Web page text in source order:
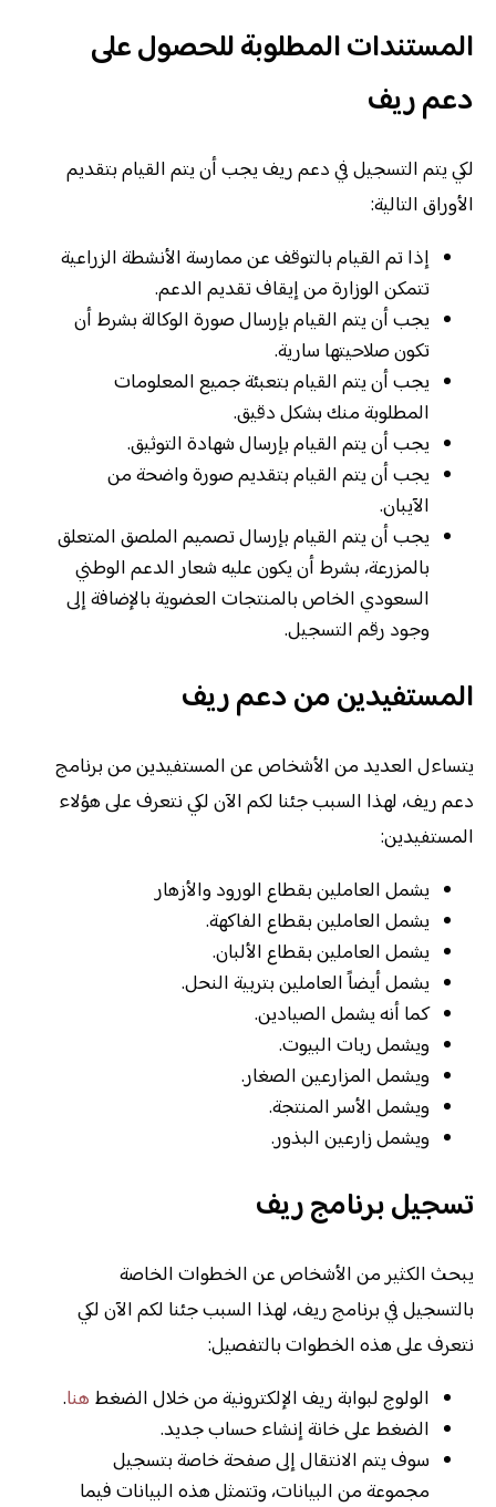
المستندات المطلوبة للحصول على
دعم ريف
لكي يتم التسجيل في دعم ريف يجب أن يتم القيام بتقديم
الأوراق التالية:
إذا تم القيام بالتوقف عن ممارسة الأنشطة الزراعية
تتمكن الوزارة من إيقاف تقديم الدعم.
يجب أن يتم القيام بإرسال صورة الوكالة بشرط أن
تكون صلاحيتها سارية.
يجب أن يتم القيام بتعبئة جميع المعلومات
المطلوبة منك بشكل دقيق.
يجب أن يتم القيام بإرسال شهادة التوثيق.
يجب أن يتم القيام بتقديم صورة واضحة من
الآيبان.
يجب أن يتم القيام بإرسال تصميم الملصق المتعلق
بالمزرعة، بشرط أن يكون عليه شعار الدعم الوطني
السعودي الخاص بالمنتجات العضوية بالإضافة إلى
وجود رقم التسجيل.
المستفيدين من دعم ريف
يتساءل العديد من الأشخاص عن المستفيدين من برنامج
دعم ريف، لهذا السبب جئنا لكم الآن لكي نتعرف على هؤلاء
المستفيدين:
يشمل العاملين بقطاع الورود والأزهار
يشمل العاملين بقطاع الفاكهة.
يشمل العاملين بقطاع الألبان.
يشمل أيضاً العاملين بتربية النحل.
كما أنه يشمل الصيادين.
ويشمل ربات البيوت.
ويشمل المزارعين الصغار.
ويشمل الأسر المنتجة.
ويشمل زارعين البذور.
تسجيل برنامج ريف
يبحث الكثير من الأشخاص عن الخطوات الخاصة
بالتسجيل في برنامج ريف، لهذا السبب جئنا لكم الآن لكي
نتعرف على هذه الخطوات بالتفصيل:
الولوج لبوابة ريف الإلكترونية من خلال الضغط هنا.
الضغط على خانة إنشاء حساب جديد.
سوف يتم الانتقال إلى صفحة خاصة بتسجيل
مجموعة من البيانات، وتتمثل هذه البيانات فيما